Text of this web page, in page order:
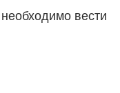
вести